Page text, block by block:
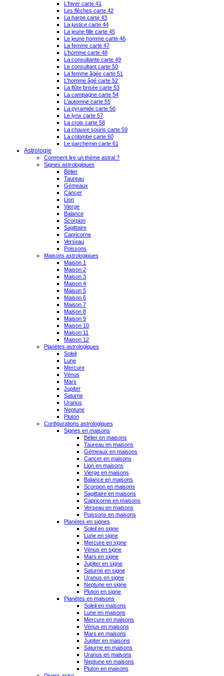
L'hiver carte 41
Les flèches carte 42
La harpe carte 43
La justice carte 44
La jeune fille carte 45
Le jeune homme carte 46
La femme carte 47
L'homme carte 48
La consultante carte 49
Le consultant carte 50
La femme âgée carte 51
L'homme âgé carte 52
La flûte brisée carte 53
La campagne carte 54
L'automne carte 55
La pyramide carte 56
Le lynx carte 57
La croix carte 58
La chauve souris carte 59
La colombe carte 60
Le parchemin carte 61
Astrologie
Comment lire un thème astral ?
Signes astrologiques
Bélier
Taureau
Gémeaux
Cancer
Lion
Vierge
Balance
Scorpion
Sagittaire
Capricorne
Verseau
Poissons
Maisons astrologiques
Maison 1
Maison 2
Maison 3
Maison 4
Maison 5
Maison 6
Maison 7
Maison 8
Maison 9
Maison 10
Maison 11
Maison 12
Planètes astrologiques
Soleil
Lune
Mercure
Vénus
Mars
Jupiter
Saturne
Uranus
Neptune
Pluton
Configurations astrologiques
Signes en maisons
Bélier en maisons
Taureau en maisons
Gémeaux en maisons
Cancer en maisons
Lion en maisons
Vierge en maisons
Balance en maisons
Scorpion en maisons
Sagittaire en maisons
Capricorne en maisons
Verseau en maisons
Poissons en maisons
Planètes en signes
Soleil en signe
Lune en signe
Mercure en signe
Vénus en signe
Mars en signe
Jupiter en signe
Saturne en signe
Uranus en signe
Neptune en signe
Pluton en signe
Planètes en maisons
Soleil en maisons
Lune en maisons
Mercure en maisons
Vénus en maisons
Mars en maisons
Jupiter en maisons
Saturne en maisons
Uranus en maisons
Neptune en maisons
Pluton en maisons